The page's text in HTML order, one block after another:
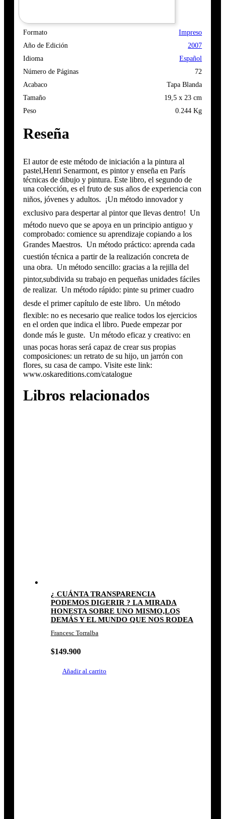
Formato
Impreso
Año de Edición
2007
Idioma
Español
Número de Páginas
72
Acabaco
Tapa Blanda
Tamaño
19,5 x 23 cm
Peso
0.244 Kg
Reseña
El autor de este método de iniciación a la pintura al
pastel,Henri Senarmont, es pintor y enseña en París
técnicas de dibujo y pintura. Este libro, el segundo de
una colección, es el fruto de sus años de experiencia con
niños, jóvenes y adultos.  ¡Un método innovador y
exclusivo para despertar al pintor que llevas dentro!  Un
método nuevo que se apoya en un principio antiguo y
comprobado: comience su aprendizaje copiando a los
Grandes Maestros.  Un método práctico: aprenda cada
cuestión técnica a partir de la realización concreta de
una obra.  Un método sencillo: gracias a la rejilla del
pintor,subdivida su trabajo en pequeñas unidades fáciles
de realizar.  Un método rápido: pinte su primer cuadro
desde el primer capítulo de este libro.  Un método
flexible: no es necesario que realice todos los ejercicios
en el orden que indica el libro. Puede empezar por
donde más le guste.  Un método eficaz y creativo: en
unas pocas horas será capaz de crear sus propias
composiciones: un retrato de su hijo, un jarrón con
flores, su casa de campo. Visite este link:
www.oskareditions.com/catalogue
Libros relacionados
¿ CUÁNTA TRANSPARENCIA
PODEMOS DIGERIR ? LA MIRADA
HONESTA SOBRE UNO MISMO,LOS
DEMÁS Y EL MUNDO QUE NOS RODEA
Francesc Torralba
$149.900
Añadir al carrito